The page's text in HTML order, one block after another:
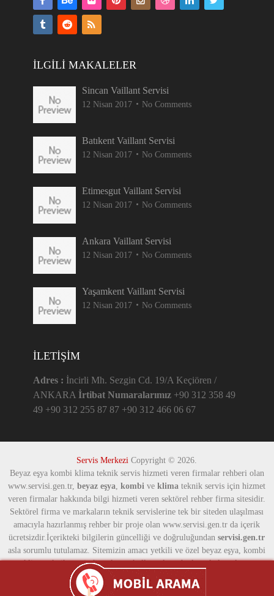
İLGILI MAKALELER
Sincan Vaillant Servisi
12 Nisan 2017 No Comments
Batıkent Vaillant Servisi
12 Nisan 2017 No Comments
Etimesgut Vaillant Servisi
12 Nisan 2017 No Comments
Ankara Vaillant Servisi
12 Nisan 2017 No Comments
Yaşamkent Vaillant Servisi
12 Nisan 2017 No Comments
İLETIŞIM
Adres : İncirli Mh. Sezgin Cd. 19/A Keçiören /
ANKARA İrtibat Numaralarımız+90 312 358 49
49 +90 312 255 87 87 +90 312 466 06 67
Servis Merkezi Copyright © 2026.
Beyaz eşya kombi klima teknik servis hizmeti veren firmalar rehberi olan
www.servisi.gen.tr,beyaz eşya ,kombi veklima teknik servis için hizmet
veren firmalar hakkında bilgi hizmeti veren sektörel rehber firma sitesidir.
Sektörel firma ve markaların teknik servislerine tek bir siteden ulaşılması
amacıyla hazırlanmış rehber bir proje olan www.servisi.gen.tr da içerik
ücretsizdir.İçerikteki bilgilerin güncelliği ve doğruluğundanservisi.gen.tr
asla sorumlu tutulamaz. Sitemizin amacı yetkili ve özel beyaz eşya, kombi
ve klima teknik servis firmalarına kullanıcıların hızlı ve kolay ulaşması
içindir.Yayınlanan içerik ile ilgili talep veya şikayette bulunulması halinde
yayın kaldırılabilir yada düzeltilebilir.